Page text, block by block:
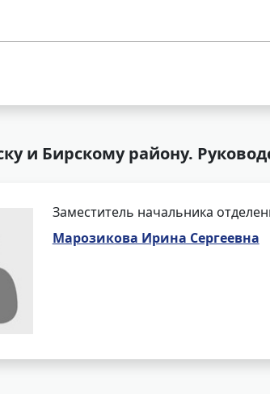
и Бирскому району.
Заместитель начальника
Марозикова Ирина Сергеевна